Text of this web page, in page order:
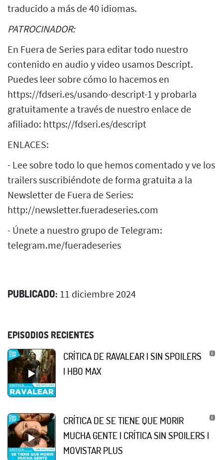
traducido a más de 40 idiomas.
PATROCINADOR:
En Fuera de Series para editar todo nuestro
contenido en audio y video usamos Descript.
Puedes leer sobre cómo lo hacemos en
https://fdseri.es/usando-descript-1 y probarla
gratuitamente a través de nuestro enlace de
afiliado: https://fdseri.es/descript
ENLACES:
- Lee sobre todo lo que hemos comentado y ve los
trailers suscribiéndote de forma gratuita a la
Newsletter de Fuera de Series:
http://newsletter.fueradeseries.com
- Únete a nuestro grupo de Telegram:
telegram.me/fueradeseries
PUBLICADO: 11 diciembre 2024
EPISODIOS RECIENTES
CRÍTICA DE RAVALEAR | SIN SPOILERS
| HBO MAX
CRÍTICA DE SE TIENE QUE MORIR
MUCHA GENTE | CRÍTICA SIN SPOILERS |
MOVISTAR PLUS